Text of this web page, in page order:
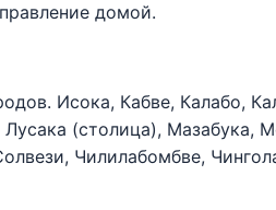
домой.
Исока, Кабве, Калабо,
(столица), Мазабука,
Чилилабомбве,